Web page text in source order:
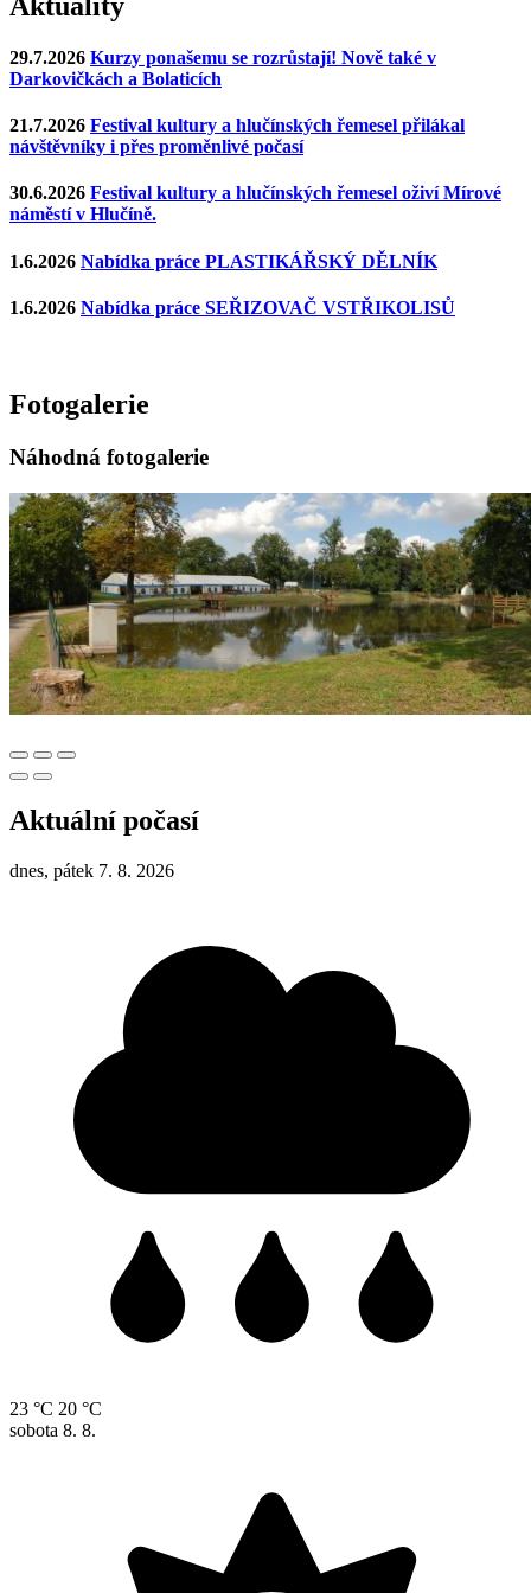
29.7.2026 Kurzy ponašemu se rozrůstají! Nově také v
Darkovičkách a Bolaticích
21.7.2026 Festival kultury a hlučínských řemesel přilákal
návštěvníky i přes proměnlivé počasí
30.6.2026 Festival kultury a hlučínských řemesel oživí Mírové
náměstí v Hlučíně.
1.6.2026 Nabídka práce PLASTIKÁŘSKÝ DĚLNÍK
1.6.2026 Nabídka práce SEŘIZOVAČ VSTŘIKOLISŮ
Fotogalerie
Náhodná fotogalerie
Aktuální počasí
dnes, pátek 7. 8. 2026
23 °C 20 °C
sobota 8. 8.